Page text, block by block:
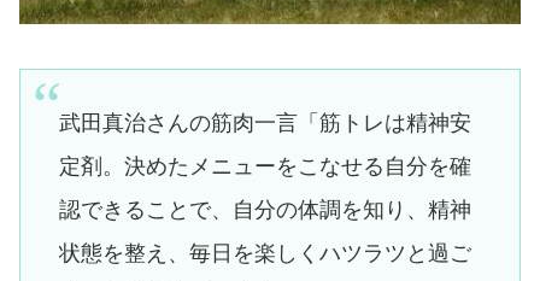
武田真治さんの筋肉一言「筋トレは精神安
定剤。決めたメニューをこなせる自分を確
認できることで、自分の体調を知り、精神
状態を整え、毎日を楽しくハツラツと過ご